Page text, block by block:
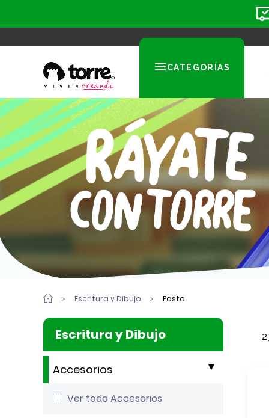
CATEGORÍAS
Escritura y Dibujo Pasta
Escritura y Dibujo
Ver todo Accesorios
Accesorios